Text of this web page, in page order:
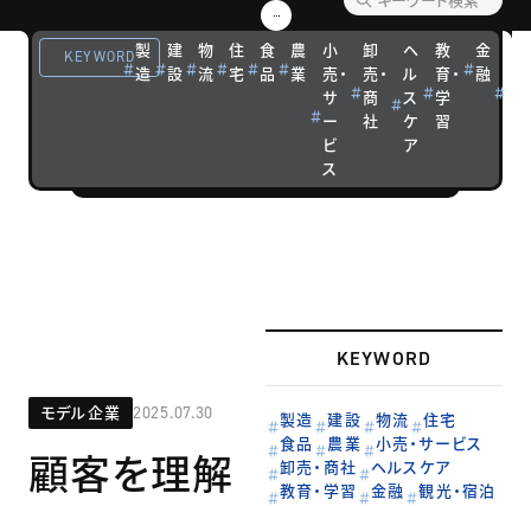
KEYWORD製
造
建
設
物
流
住
宅
食
品
農
業
小
売・
サ
ー
ビ
ス
卸
売・
商
社
ヘ
ル
ス
ケ
ア
教
育・
学
習
金
融
略を実践する
企業の成功ス
モデル企業 2025.07.30
顧客を理解
KEYWORD
製造 建設 物流
住宅
食品
農業
小売・サービス
卸売・商社
ヘルスケア
教育・学習
金融 観光・宿泊